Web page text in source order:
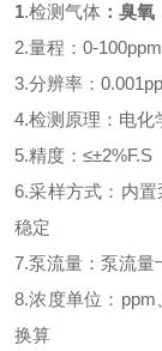
1.检测气体 ： 臭氧
2.量程： 0-100ppm
3.分辨率：
4.检测原理： 电化
5.精度：≤±2%F.S
6.采样方式：内
稳定
7.泵流量：泵流量
8.浓度单位：
换算